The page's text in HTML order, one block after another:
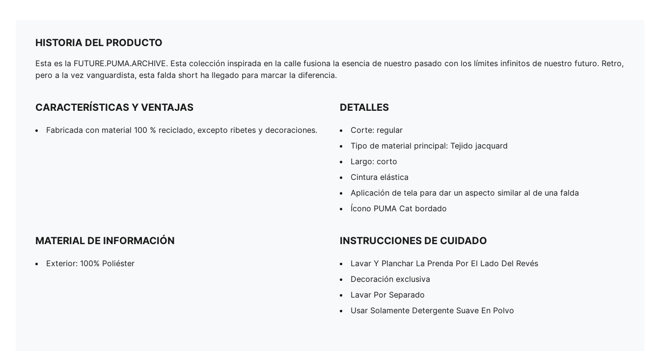
HISTORIA DEL PRODUCTO
Esta es la FUTURE.PUMA.ARCHIVE. Esta colección inspirada en la calle fusiona la esencia de nuestro pasado con los límites infinitos de nuestro futuro. Retro,
pero a la vez vanguardista, esta falda short ha llegado para marcar la diferencia.
CARACTERÍSTICAS Y VENTAJAS
Fabricada con material 100 % reciclado, excepto ribetes y decoraciones.
DETALLES
Corte: regular
Tipo de material principal: Tejido jacquard
Largo: corto
Cintura elástica
Aplicación de tela para dar un aspecto similar al de una falda
Ícono PUMA Cat bordado
MATERIAL DE INFORMACIÓN
Exterior: 100% Poliéster
INSTRUCCIONES DE CUIDADO
Lavar Y Planchar La Prenda Por El Lado Del Revés
Decoración exclusiva
Lavar Por Separado
Usar Solamente Detergente Suave En Polvo